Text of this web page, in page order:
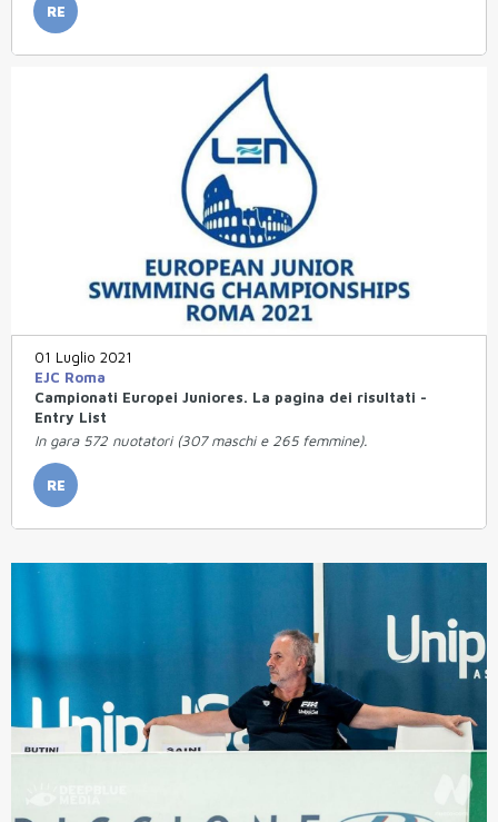
RE
01 Luglio 2021
EJC Roma
Campionati Europei Juniores. La pagina dei risultati -
Entry List
In gara 572 nuotatori (307 maschi e 265 femmine).
RE